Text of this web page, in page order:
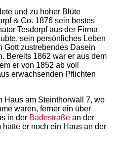
und zu hoher Blüte
& Co. 1876 sein bestes
Tesdorpf aus der Firma
sein persönliches Leben
Gott zustrebendes Dasein
Bereits 1862 war er aus dem
er von 1852 ab voll
erwachsenden Pflichten
Haus am Steinthorwall 7, wo
waren, ferner ein über
in der Badestraße an der
er noch ein Haus an der